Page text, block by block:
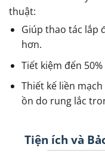
thuật:
Giúp thao tác lắp
hơn.
Tiết kiệm đến
Thiết kế liền
ồn do rung lắc
Tiện ích và